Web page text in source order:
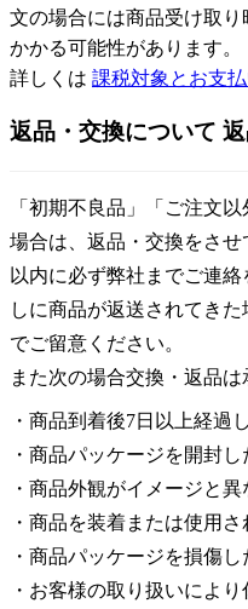
文の場合には商品受け取
かかる可能性があります。
詳しくは 課税対象とお支
返品・交換について
「初期不良品」「ご注文
場合は、返品・交換をさせ
以内に必ず弊社までご連
しに商品が返送されてき
でご留意ください。
また次の場合交換・返品は
・商品到着後7日以上経過
・商品パッケージを開封
・商品外観がイメージと
・商品を装着または使用さ
・商品パッケージを損傷し
・お客様の取り扱いによ